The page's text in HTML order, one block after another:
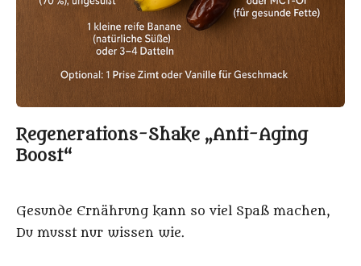
Regenerations-Shake „Anti-Aging
Boost“
Gesunde Ernährung kann so viel Spaß machen,
Du musst nur wissen wie.